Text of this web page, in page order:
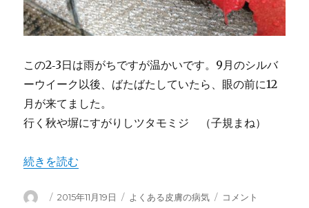
この2‐3日は雨がちですが温かいです。9月のシルバ
ーウイーク以後、ばたばたしていたら、眼の前に12
月が来てました。
行く秋や塀にすがりしツタモミジ （子規まね）
“体中にかゆいブツブツが急に出始めた 年老いて弱った
続きを読む
投 投
2015年11月19日
カ
よくある皮膚の病気
体
コメント